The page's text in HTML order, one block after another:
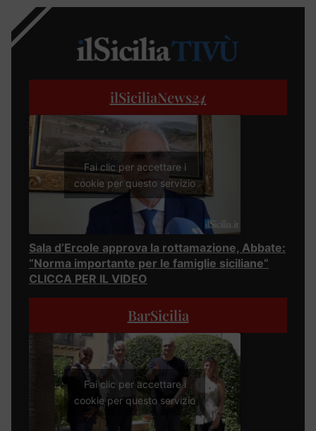
ilSiciliaNews24
Fai clic per accettare i
cookie per questo servizio
Sala d’Ercole approva la rottamazione, Abbate:
“Norma importante per le famiglie siciliane”
CLICCA PER IL VIDEO
BarSicilia
Fai clic per accettare i
cookie per questo servizio